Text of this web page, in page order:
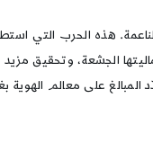
الناعمة. هذه الحرب
الجشعة، وتحقيق
على معالم الهوية